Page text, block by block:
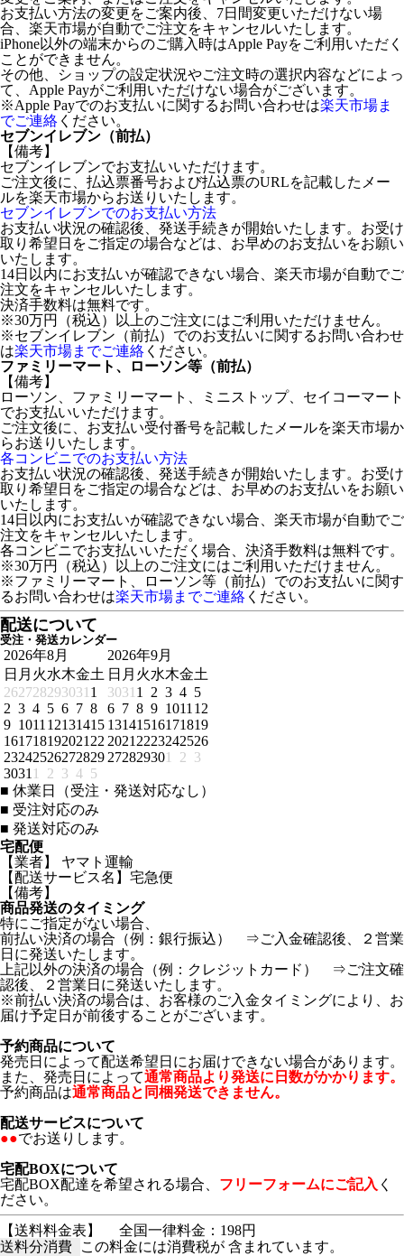
お支払い方法の変更をご案内後、7日間変更いただけない場
合、楽天市場が自動でご注文をキャンセルいたします。
iPhone以外の端末からのご購入時はApple Payをご利用いただく
ことができません。
その他、ショップの設定状況やご注文時の選択内容などによっ
て、Apple Payがご利用いただけない場合がございます。
※Apple Payでのお支払いに関するお問い合わせは楽天市場ま
でご連絡 ください。
セブンイレブン（前払）
【備考】
セブンイレブンでお支払いいただけます。
ご注文後に、払込票番号および払込票のURLを記載したメー
ルを楽天市場からお送りいたします。
セブンイレブンでのお支払い方法
お支払い状況の確認後、発送手続きが開始いたします。お受け
取り希望日をご指定の場合などは、お早めのお支払いをお願い
いたします。
14日以内にお支払いが確認できない場合、楽天市場が自動でご
注文をキャンセルいたします。
決済手数料は無料です。
※30万円（税込）以上のご注文にはご利用いただけません。
※セブンイレブン（前払）でのお支払いに関するお問い合わせ
は楽天市場までご連絡 ください。
ファミリーマート、ローソン等（前払）
【備考】
ローソン、ファミリーマート、ミニストップ、セイコーマート
でお支払いいただけます。
ご注文後に、お支払い受付番号を記載したメールを楽天市場か
らお送りいたします。
各コンビニでのお支払い方法
お支払い状況の確認後、発送手続きが開始いたします。お受け
取り希望日をご指定の場合などは、お早めのお支払いをお願い
いたします。
14日以内にお支払いが確認できない場合、楽天市場が自動でご
注文をキャンセルいたします。
各コンビニでお支払いいただく場合、決済手数料は無料です。
※30万円（税込）以上のご注文にはご利用いただけません。
※ファミリーマート、ローソン等（前払）でのお支払いに関す
るお問い合わせは楽天市場までご連絡 ください。
配送について
受注・発送カレンダー
2026年8月
日 月 火水木金土
262728293031 1
2 3 4 5 6 7 8
9 1011 12131415
161718192021 22
23242526272829
3031 1 2 3 4 5
2026年9月
日 月 火水木金土
3031 1 2 3 4 5
6 7 8 9 1011 12
13141516171819
2021 2223242526
272829301 2 3
■ 休業日（受注・発送対応なし）
■ 受注対応のみ
■ 発送対応のみ
宅配便
【業者】 ヤマト運輸
【配送サービス名】宅急便
【備考】
商品発送のタイミング
特にご指定がない場合、
前払い決済の場合（例：銀行振込） ⇒ご入金確認後、２営業
日に発送いたします。
上記以外の決済の場合（例：クレジットカード） ⇒ご注文確
認後、２営業日に発送いたします。
※前払い決済の場合は、お客様のご入金タイミングにより、お
届け予定日が前後することがございます。
予約商品について
発売日によって配送希望日にお届けできない場合があります。
また、発売日によって通常商品より発送に日数がかかります。
予約商品は通常商品と同梱発送できません。
配送サービスについて
●●でお送りします。
宅配BOXについて
宅配BOX配達を希望される場合、 フリーフォームにご記入 く
ださい。
【送料料金表】
全国一律料金：198円
送料分消費
この料金には消費税が 含まれています。